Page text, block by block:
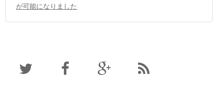
が可能になりました